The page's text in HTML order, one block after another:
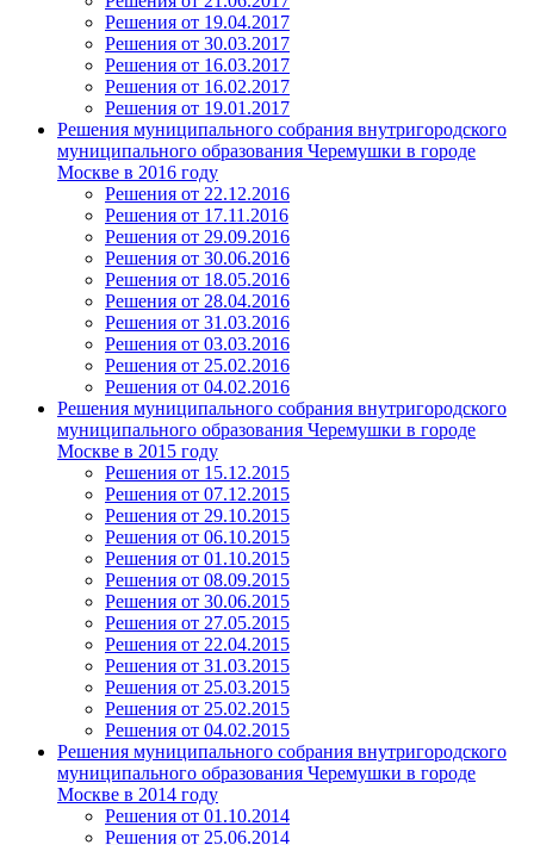
Решения от 19.04.2017
Решения от 30.03.2017
Решения от 16.03.2017
Решения от 16.02.2017
Решения от 19.01.2017
Решения муниципального собрания внутригородского
муниципального образования Черемушки в городе
Москве в 2016 году
Решения от 22.12.2016
Решения от 17.11.2016
Решения от 29.09.2016
Решения от 30.06.2016
Решения от 18.05.2016
Решения от 28.04.2016
Решения от 31.03.2016
Решения от 03.03.2016
Решения от 25.02.2016
Решения от 04.02.2016
Решения муниципального собрания внутригородского
муниципального образования Черемушки в городе
Москве в 2015 году
Решения от 15.12.2015
Решения от 07.12.2015
Решения от 29.10.2015
Решения от 06.10.2015
Решения от 01.10.2015
Решения от 08.09.2015
Решения от 30.06.2015
Решения от 27.05.2015
Решения от 22.04.2015
Решения от 31.03.2015
Решения от 25.03.2015
Решения от 25.02.2015
Решения от 04.02.2015
Решения муниципального собрания внутригородского
муниципального образования Черемушки в городе
Москве в 2014 году
Решения от 01.10.2014
Решения от 25.06.2014